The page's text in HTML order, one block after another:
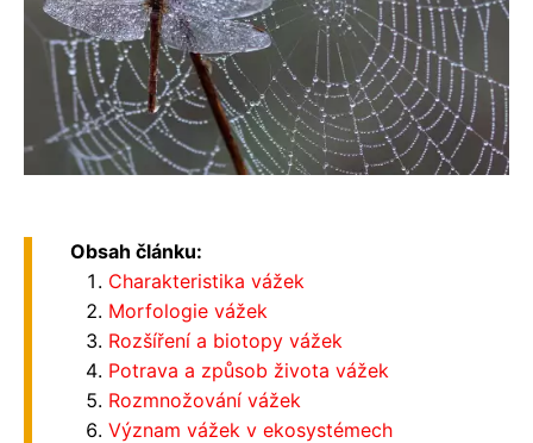
Obsah článku:
Charakteristika vážek
Morfologie vážek
Rozšíření a biotopy vážek
Potrava a způsob života vážek
Rozmnožování vážek
Význam vážek v ekosystémech